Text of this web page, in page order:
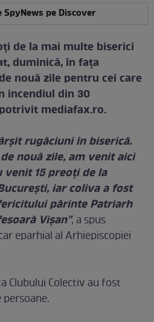
SpyNews pe Discover
de la mai multe biserici
duminică, în faţa
nouă zile pentru cei care
incendiul din 30
mediafax.ro.
rugăciuni în biserică.
nouă zile, am venit aici
15 preoţi de la
iar coliva a fost
părinte Patriarh
Vişan", a spus
eparhial al Arhiepiscopiei
Clubului Colectiv au fost